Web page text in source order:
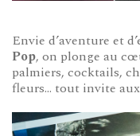
Envie d’aventure et
Pop, on plonge au
palmiers, cocktails,
fleurs… tout invite